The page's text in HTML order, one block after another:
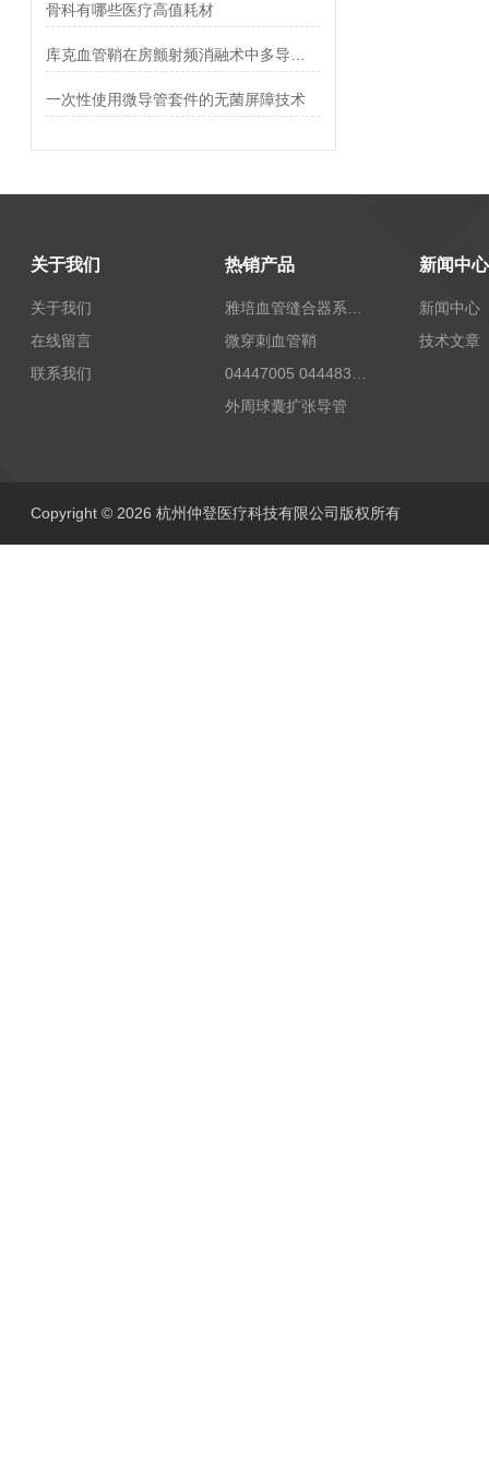
骨科有哪些医疗高值耗材
一次性使用微导管套件的无菌屏障技术
关于我们
关于我们
在线留言
联系我们
热销产品
微穿刺血管鞘
外周球囊扩张导管
新闻中心
新闻中心
技术文章
Copyright © 2026 杭州仲登医疗科技有限公司版权所有